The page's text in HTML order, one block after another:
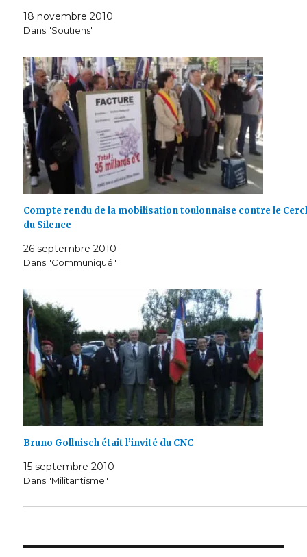
18 novembre 2010
Dans "Soutiens"
Compte rendu de la mobilisation toulonnaise contre le
du Silence
26 septembre 2010
Dans "Communiqué"
Bruno Gollnisch était l’invité du CNC
15 septembre 2010
Dans "Militantisme"